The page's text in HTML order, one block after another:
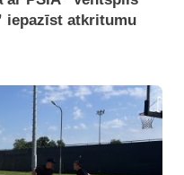
iepazīst atkritumu